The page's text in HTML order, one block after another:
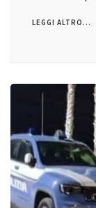
LEGGI ALTRO...